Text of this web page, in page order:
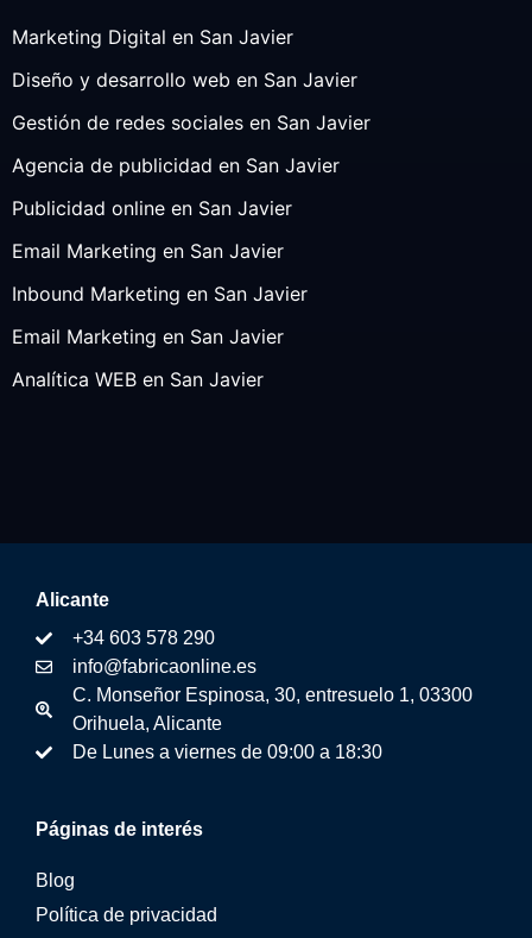
Marketing Digital en San Javier
Diseño y desarrollo web en San Javier
Gestión de redes sociales en San Javier
Agencia de publicidad en San Javier
Publicidad online en San Javier
Email Marketing en San Javier
Inbound Marketing en San Javier
Email Marketing en San Javier
Analítica WEB en San Javier
Páginas de interés
Blog
Política de privacidad
Alicante
+34 603 578 290
info@fabricaonline.es
C. Monseñor Espinosa, 30, entresuelo 1, 03300
Orihuela, Alicante
De Lunes a viernes de 09:00 a 18:30